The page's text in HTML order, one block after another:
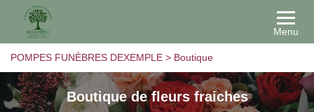
Menu
POMPES FUNÈBRES DEXEMPLE > Boutique
Boutique de fleurs fraiches